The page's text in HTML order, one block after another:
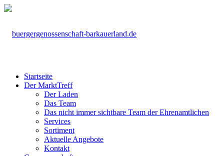
Startseite
Der MarktTreff
Der Laden
Das Team
Das nicht immer sichtbare Team der Ehrenamtlichen
Services
Sortiment
Aktuelle Angebote
Kontakt